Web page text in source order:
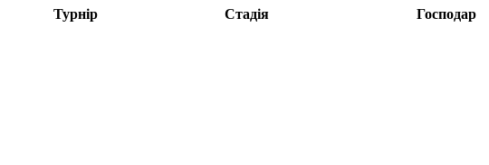
Турнір Стадія Господар